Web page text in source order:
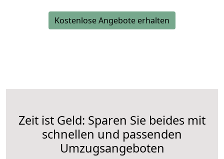
Kostenlose Angebote erhalten
Zeit ist Geld: Sparen Sie beides mit
schnellen und passenden
Umzugsangeboten